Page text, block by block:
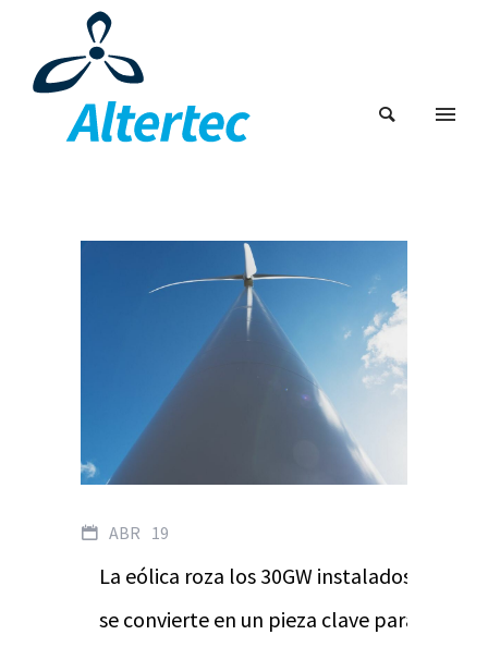
ABR 19
La eólica roza los 30GW instalados y
se convierte en un pieza clave para